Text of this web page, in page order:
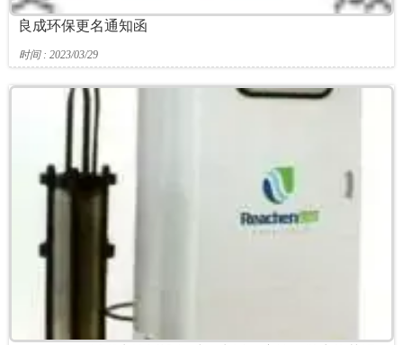
良成环保更名通知函
时间 : 2023/03/29